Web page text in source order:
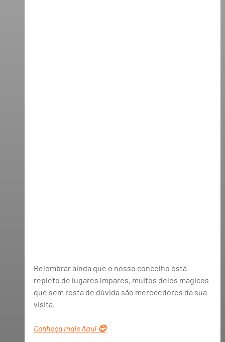
Relembrar ainda que o nosso concelho está
repleto de lugares ímpares, muitos deles mágicos
que sem resta de dúvida são merecedores da sua
visita.
Conheça mais Aqui 😊